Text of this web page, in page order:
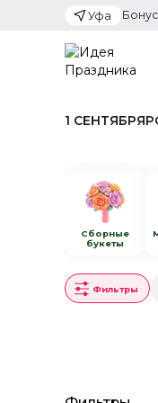
Уфа
1 СЕНТЯБРЯ
Сборные
букеты
Фильтры